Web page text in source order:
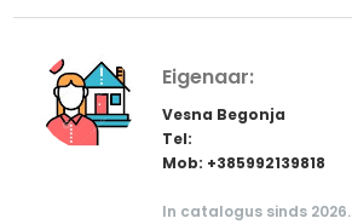
Eigenaar:
Vesna Begonja
Tel:
Mob: +385992139818
In catalogus sinds 2026.